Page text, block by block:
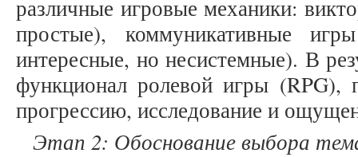
различные игровые механики:
простые), коммуникативные
интересные, но несистемные). В
функционал ролевой игры (RPG),
прогрессию, исследование и
Этап 2: Обоснование выбора